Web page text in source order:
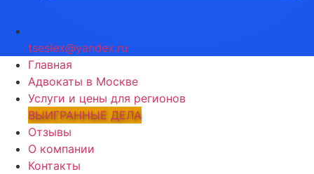
tseslex@yandex.ru
Главная
Адвокаты в Москве
Услуги и цены для регионов
ВЫИГРАННЫЕ ДЕЛА
Отзывы
О компании
Контакты